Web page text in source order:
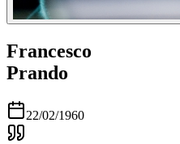
Francesco
Prando
22/02/1960